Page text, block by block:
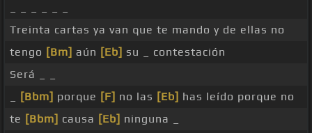
Treinta cartas ya van que te mando y de ellas no
tengo [Bm] aún [Eb] su _ contestación
Será _ _
[Bbm] porque [F] no las [Eb] has leído porque no
te [Bbm] causa [Eb] ninguna _